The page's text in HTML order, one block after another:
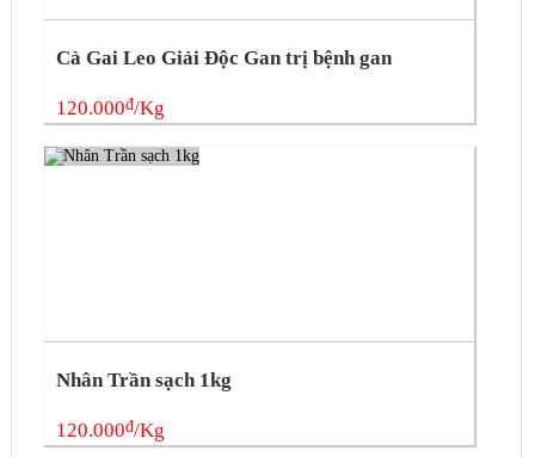
Cà Gai Leo Giải Độc Gan trị bệnh gan
120.000đ/Kg
Nhân Trần sạch 1kg
120.000đ/Kg